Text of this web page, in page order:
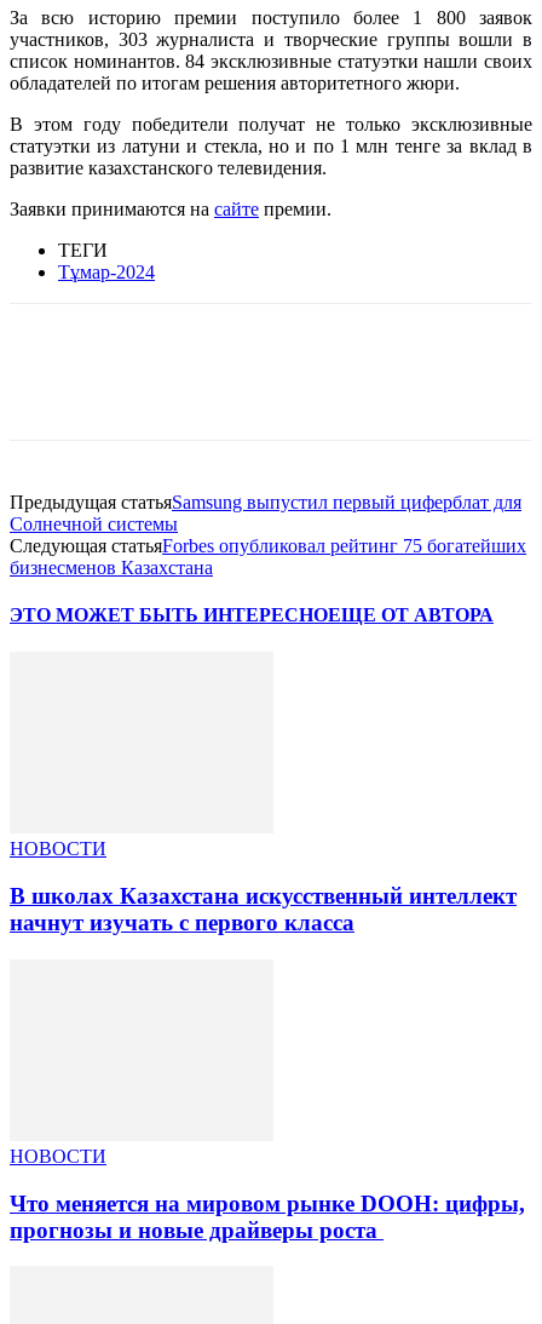
За всю историю премии поступило более 1 800 заявок
участников, 303 журналиста и творческие группы вошли в
список номинантов. 84 эксклюзивные статуэтки нашли своих
обладателей по итогам решения авторитетного жюри.
В этом году победители получат не только эксклюзивные
статуэтки из латуни и стекла, но и по 1 млн тенге за вклад в
развитие казахстанского телевидения.
Заявки принимаются на сайте премии.
ТЕГИ
Тұмар-2024
Предыдущая статьяSamsung выпустил первый циферблат для
Солнечной системы
Следующая статьяForbes опубликовал рейтинг 75 богатейших
бизнесменов Казахстана
ЭТО МОЖЕТ БЫТЬ ИНТЕРЕСНОЕЩЕ ОТ АВТОРА
НОВОСТИ
В школах Казахстана искусственный интеллект
начнут изучать с первого класса
НОВОСТИ
Что меняется на мировом рынке DOOH: цифры,
прогнозы и новые драйверы роста